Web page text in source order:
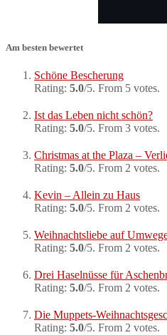
Am besten bewertet
Schöne Bescherung
Rating: 5.0/5. From 5 votes.
Ist das Leben nicht schön?
Rating: 5.0/5. From 3 votes.
Christmas at the Plaza –
Rating: 5.0/5. From 2 votes.
Kevin – Allein zu Haus
Rating: 5.0/5. From 2 votes.
Weihnachtsliebe auf
Rating: 5.0/5. From 2 votes.
Drei Haselnüsse für
Rating: 5.0/5. From 2 votes.
Die Muppets-
Rating: 5.0/5. From 2 votes.